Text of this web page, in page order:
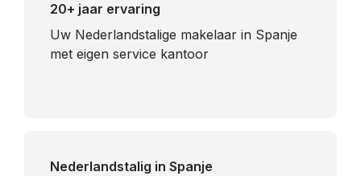
20+ jaar ervaring
Uw Nederlandstalige makelaar in Spanje
met eigen service kantoor
Nederlandstalig in Spanje